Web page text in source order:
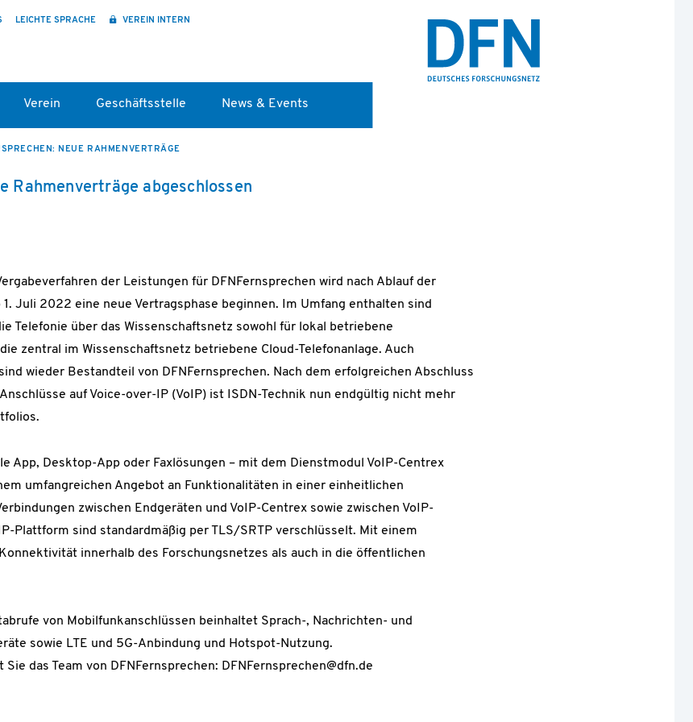
LEICHTE SPRACHE VEREIN INTERN
Verein Geschäftsstelle News & Events
NEUE RAHMENVERTRÄGE
Rahmenverträge abgeschlossen
der Leistungen für DFNFernsprechen wird nach Ablauf der
Juli 2022 eine neue Vertragsphase beginnen. Im Umfang enthalten sind
Telefonie über das Wissenschaftsnetz sowohl für lokal betriebene
zentral im Wissenschaftsnetz betriebene Cloud-Telefonanlage. Auch
wieder Bestandteil von DFNFernsprechen. Nach dem erfolgreichen Abschluss
auf Voice-over-IP (VoIP) ist ISDN-Technik nun endgültig nicht mehr
App, Desktop-App oder Faxlösungen – mit dem Dienstmodul VoIP-Centrex
umfangreichen Angebot an Funktionalitäten in einer einheitlichen
zwischen Endgeräten und VoIP-Centrex sowie zwischen VoIP-
Plattform sind standardmäßig per TLS/SRTP verschlüsselt. Mit einem
innerhalb des Forschungsnetzes als auch in die öffentlichen
von Mobilfunkanschlüssen beinhaltet Sprach-, Nachrichten- und
sowie LTE und 5G-Anbindung und Hotspot-Nutzung.
das Team von DFNFernsprechen: DFNFernsprechen@dfn.de